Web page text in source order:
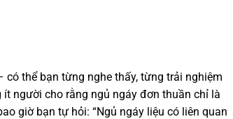
thể bạn từng nghe thấy, từng trải nghiệm
người cho rằng ngủ ngáy đơn thuần chỉ là
giờ bạn tự hỏi: “Ngủ ngáy liệu có liên quan